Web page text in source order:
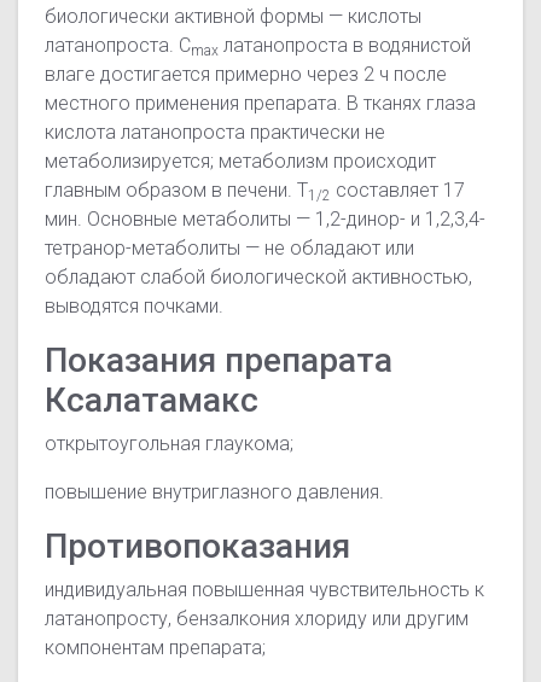
биологически активной формы — кислоты
латанопроста. Cmax латанопроста в водянистой
влаге достигается примерно через 2 ч после
местного применения препарата. В тканях глаза
кислота латанопроста практически не
метаболизируется; метаболизм происходит
главным образом в печени.T1/2 составляет 17
мин. Основные метаболиты — 1,2-динор- и 1,2,3,4-
тетранор-метаболиты — не обладают или
обладают слабой биологической активностью,
выводятся почками.
Показания препарата
Ксалатамакс
открытоугольная глаукома;
повышение внутриглазного давления.
Противопоказания
индивидуальная повышенная чувствительность к
латанопросту, бензалкония хлориду или другим
компонентам препарата;